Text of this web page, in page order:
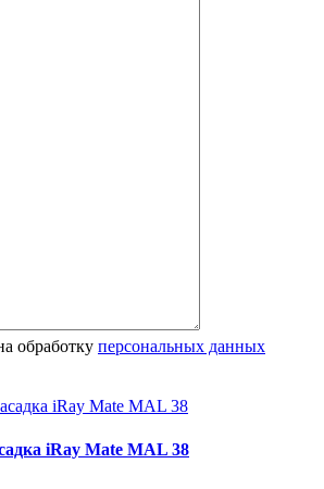
обработку персональных данных
iRay Mate MAL 38